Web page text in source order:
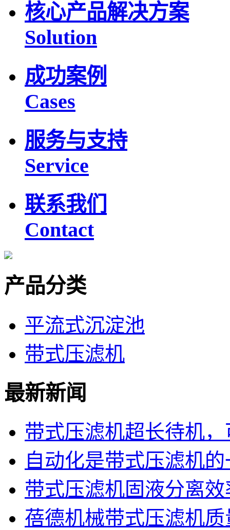
核心产品解决方案
Solution
成功案例
Cases
服务与支持
Service
联系我们
Contact
产品分类
平流式沉淀池
带式压滤机
最新新闻
带式压滤机超长待机
自动化是带式压滤机
带式压滤机固液分离
蓓德机械带式压滤机